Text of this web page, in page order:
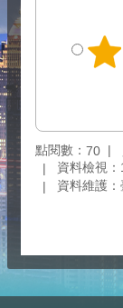
點閱數： 70
資料檢視
資料維護